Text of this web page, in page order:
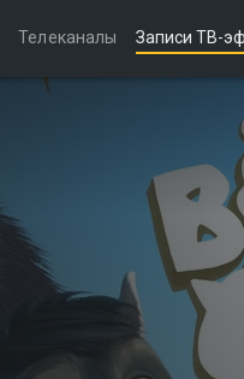
Телеканалы Записи ТВ-